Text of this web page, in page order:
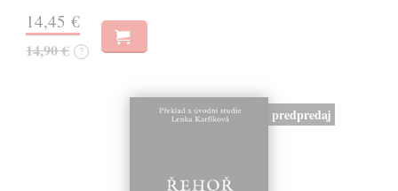
14,45 €
14,90 € ?
predpredaj